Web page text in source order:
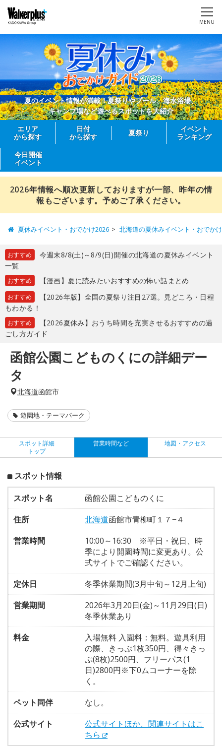
MENU
夏のイベント情報が満載！夏祭りやプール、海水浴場、
キャンプ場など遊べるスポットを大紹介
エリア
から探す
日付
から探す
夏祭り
イベント
ランキング
今日開催
イベント
2026年情報へ順次更新しておりますが一部、昨年の情
報もございます。予めご了承ください。
夏休みイベント・おでかけ2026 北海道の夏休みイベント・おでか
おすすめ
今週末8/8(土)～8/9(日)開催の北海道の夏休みイベント
一覧
おすすめ 【漫画】夏に読みたいおすすめの怖い話まとめ
おすすめ
【2026年版】全国の夏祭り注目27選。見どころ・日程
もわかる！
おすすめ
【2026夏休み】おうち時間を充実させるおすすめの過
ごし方ガイド
函館公園こどものくにの詳細デー
タ
北海道函館市
遊園地・テーマパーク
スポット詳細
トップ
営業時間など 地図・アクセス
スポット情報
スポット名
函館公園こどものくに
住所
北海道函館市青柳町１７−４
営業時間
10:00～16:30 ※平日・祝日、時
季により開園時間に変更あり。公
式サイトでご確認ください。
定休日
冬季休業期間(3月中旬～12月上旬)
営業期間
2026年3月20日(金)～11月29日(日)
冬季休業あり
料金
入場無料 入園料：無料。遊具利用
の際、きっぷ1枚350円、得々きっ
ぷ(8枚)2500円、フリーパス(1
日)2800円※下0ムコーナーを除
く。
ペット同伴
なし。
公式サイト
公式サイトほか、関連サイトはこ
ちら